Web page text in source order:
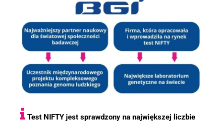
Test NIFTY jest sprawdzony na największej liczbie